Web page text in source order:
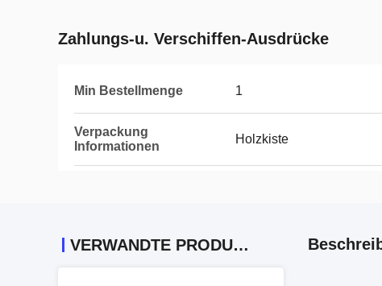
Zahlungs-u. Verschiffen-Ausdrücke
Min Bestellmenge 1
Verpackung
Informationen
Holzkiste
VERWANDTE PRODUKTE